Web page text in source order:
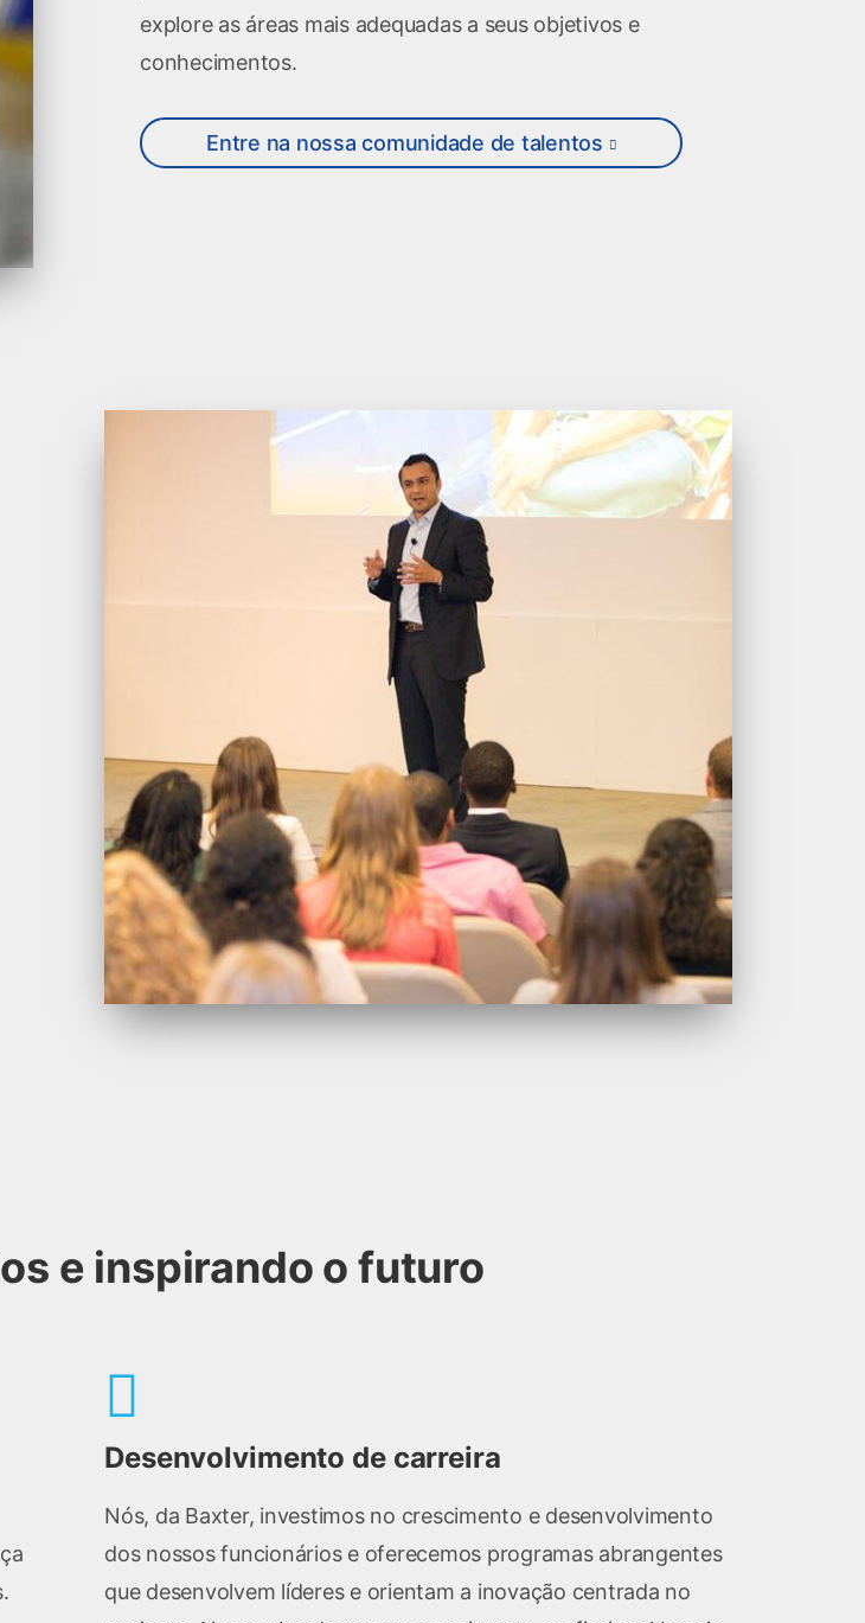
explore as áreas mais adequadas a seus objetivos e
conhecimentos.
Entre na nossa comunidade de talentos
e inspirando o futuro
Desenvolvimento de carreira
Nós, da Baxter, investimos no crescimento e desenvolvimento
dos nossos funcionários e oferecemos programas abrangentes
que desenvolvem líderes e orientam a inovação centrada no